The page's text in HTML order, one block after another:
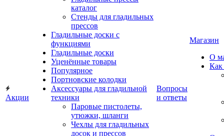
Акции
каталог
Стенды для гладильных
прессов
Гладильные доски с
функциями
Гладильные доски
Уценённые товары
Популярное
Портновские колодки
Аксессуары для гладильной
техники
Паровые пистолеты,
утюжки, шланги
Чехлы для гладильных
досок и прессов
Вопросы
и ответы
Магазин
О
Как